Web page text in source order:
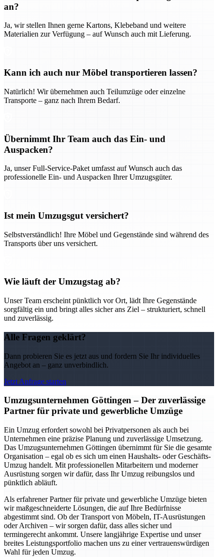
an?
Ja, wir stellen Ihnen gerne Kartons, Klebeband und weitere
Materialien zur Verfügung – auf Wunsch auch mit Lieferung.
Kann ich auch nur Möbel transportieren lassen?
Natürlich! Wir übernehmen auch Teilumzüge oder einzelne
Transporte – ganz nach Ihrem Bedarf.
Übernimmt Ihr Team auch das Ein- und
Auspacken?
Ja, unser Full-Service-Paket umfasst auf Wunsch auch das
professionelle Ein- und Auspacken Ihrer Umzugsgüter.
Ist mein Umzugsgut versichert?
Selbstverständlich! Ihre Möbel und Gegenstände sind während des
Transports über uns versichert.
Wie läuft der Umzugstag ab?
Unser Team erscheint pünktlich vor Ort, lädt Ihre Gegenstände
sorgfältig ein und bringt alles sicher ans Ziel – strukturiert, schnell
und zuverlässig.
Alle Fragen geklärt?
Dann probieren Sie es jetzt aus und fordern Sie Ihr individuelles
Angebot an – ganz unverbindlich.
Jetzt Anfrage starten
Umzugsunternehmen Göttingen – Der zuverlässige
Partner für private und gewerbliche Umzüge
Ein Umzug erfordert sowohl bei Privatpersonen als auch bei
Unternehmen eine präzise Planung und zuverlässige Umsetzung.
Das Umzugsunternehmen Göttingen übernimmt für Sie die gesamte
Organisation – egal ob es sich um einen Haushalts- oder Geschäfts-
Umzug handelt. Mit professionellen Mitarbeitern und moderner
Ausrüstung sorgen wir dafür, dass Ihr Umzug reibungslos und
pünktlich abläuft.
Als erfahrener Partner für private und gewerbliche Umzüge bieten
wir maßgeschneiderte Lösungen, die auf Ihre Bedürfnisse
abgestimmt sind. Ob der Transport von Möbeln, IT-Ausrüstungen
oder Archiven – wir sorgen dafür, dass alles sicher und
termingerecht ankommt. Unsere langjährige Expertise und unser
breites Leistungsportfolio machen uns zu einer vertrauenswürdigen
Wahl für jeden Umzug.